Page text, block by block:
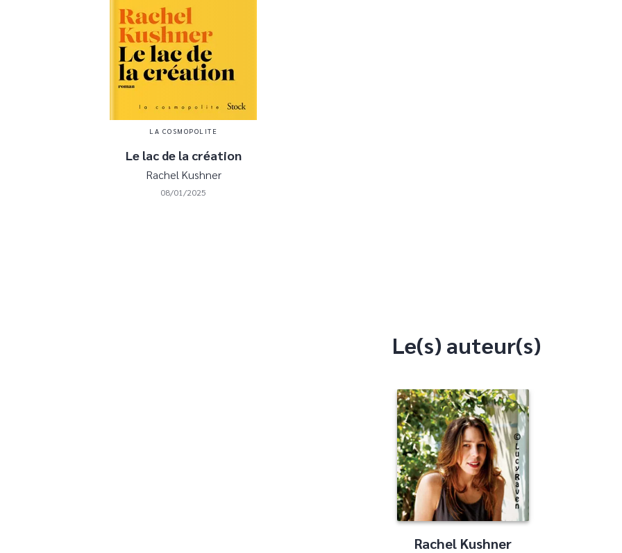
LA COSMOPOLITE
Le lac de la création
Rachel Kushner
08/01/2025
Le(s) auteur(s)
Rachel Kushner